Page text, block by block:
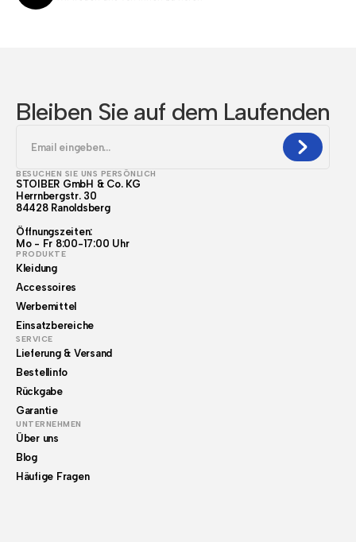
Bleiben Sie auf dem Laufenden
BESUCHEN SIE UNS PERSÖNLICH
STOIBER GmbH & Co. KG
Herrnbergstr. 30
84428 Ranoldsberg
Öffnungszeiten:
Mo - Fr 8:00-17:00 Uhr
PRODUKTE
Kleidung
Accessoires
Werbemittel
Einsatzbereiche
SERVICE
Lieferung & Versand
Bestellinfo
Rückgabe
Garantie
UNTERNEHMEN
Über uns
Blog
Häufige Fragen